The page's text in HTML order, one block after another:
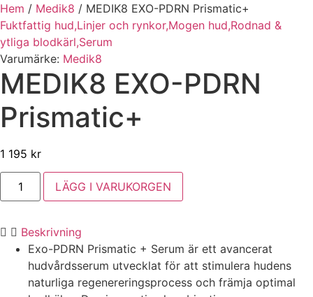
Hem / Medik8 / MEDIK8 EXO-PDRN Prismatic+
Fuktfattig hud,Linjer och rynkor,Mogen hud,Rodnad &
ytliga blodkärl,Serum
Varumärke: Medik8
MEDIK8 EXO-PDRN
Prismatic+
1 195 kr
MEDIK8
EXO-
PDRN
LÄGG I VARUKORGEN
Beskrivning
Exo-PDRN Prismatic + Serum är ett avancerat
hudvårdsserum utvecklat för att stimulera hudens
naturliga regenereringsprocess och främja optimal